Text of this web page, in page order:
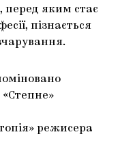
перед яким стає
пізнається
«Степне»
режисера